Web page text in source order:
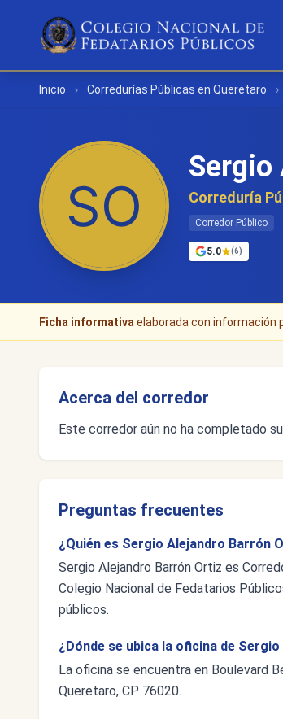
Inicio › Corredurías Públicas en Queretaro ›
Sergio
Correduría
Corredor Público
5.0 (6)
Ficha informativa elaborada con información
Acerca del corredor
Este corredor aún no ha completado
Preguntas frecuentes
¿Quién es Sergio Alejandro Barrón
Sergio Alejandro Barrón Ortiz es
Colegio Nacional de Fedatarios
públicos.
¿Dónde se ubica la oficina de
La oficina se encuentra en Boulevard
Queretaro, CP 76020.